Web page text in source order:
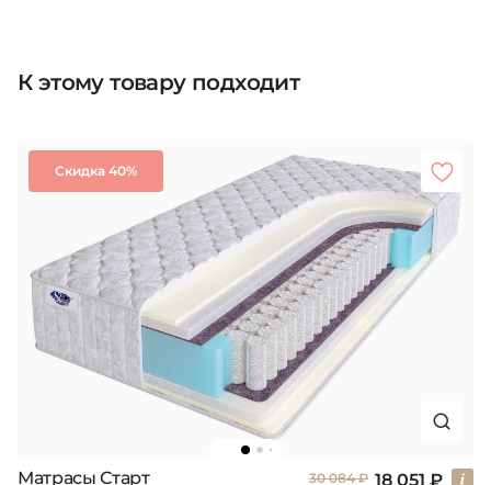
К этому товару подходит
Скидка 40%
Матрасы Старт 30 084 ₽ 18 051 ₽